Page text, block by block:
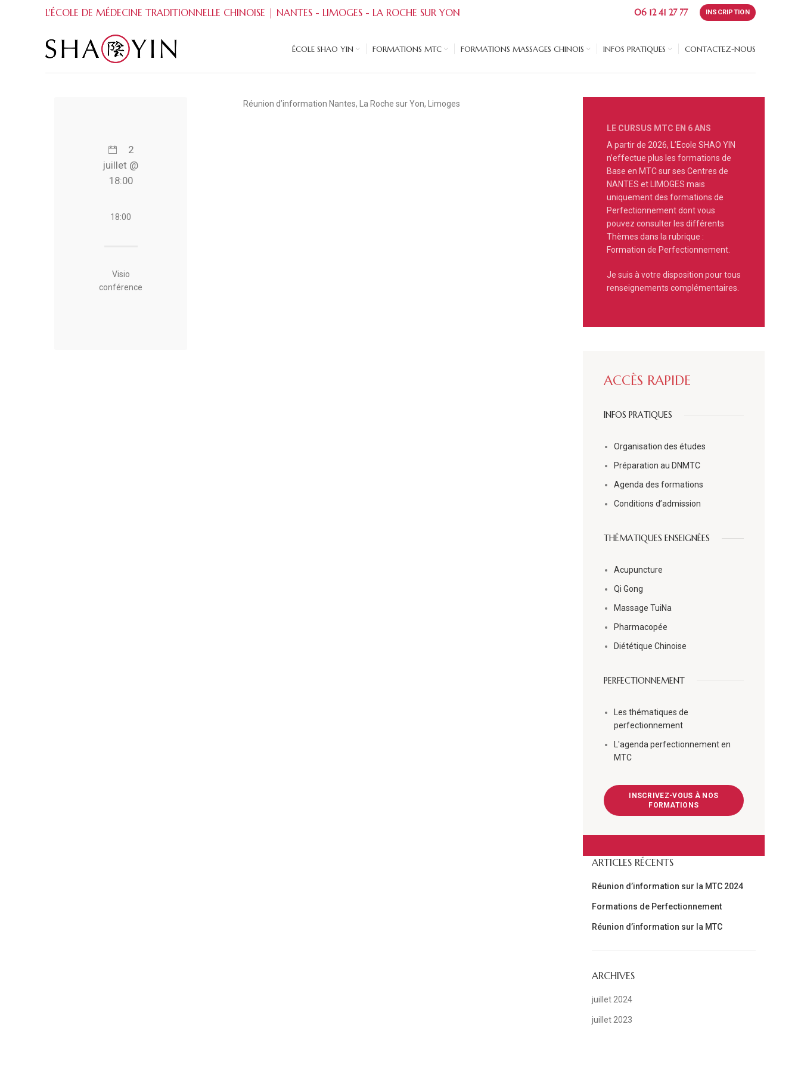
L'ÉCOLE DE MÉDECINE TRADITIONNELLE CHINOISE | NANTES - LIMOGES - LA ROCHE SUR YON 06 12 41 27 77 INSCRIPTION
ÉCOLE SHAO YIN FORMATIONS MTC FORMATIONS MASSAGES CHINOIS INFOS PRATIQUES CONTACTEZ-NOUS
Réunion d’information Nantes, La Roche sur Yon, Limoges
2
juillet @
18:00
18:00
Visio
conférence
LE CURSUS MTC EN 6 ANS
A partir de 2026, L’Ecole SHAO YIN
n’effectue plus les formations de
Base en MTC sur ses Centres de
NANTES et LIMOGES mais
uniquement des formations de
Perfectionnement dont vous
pouvez consulter les différents
Thèmes dans la rubrique :
Formation de Perfectionnement.
Je suis à votre disposition pour tous
renseignements complémentaires.
ACCÈS RAPIDE
INFOS PRATIQUES
Organisation des études
Préparation au DNMTC
Agenda des formations
Conditions d’admission
THÉMATIQUES ENSEIGNÉES
Acupuncture
Qi Gong
Massage TuiNa
Pharmacopée
Diététique Chinoise
PERFECTIONNEMENT
Les thématiques de
perfectionnement
L'agenda perfectionnement en
MTC
INSCRIVEZ-VOUS À NOS
FORMATIONS
ARTICLES RÉCENTS
Réunion d’information sur la MTC 2024
Formations de Perfectionnement
Réunion d’information sur la MTC
ARCHIVES
juillet 2024
juillet 2023